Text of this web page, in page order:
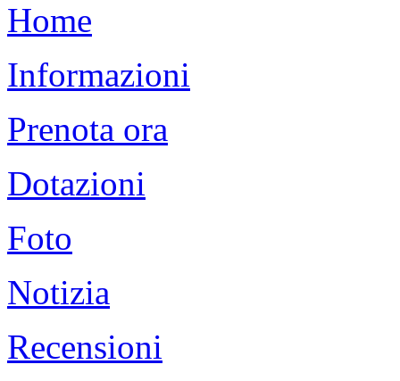
Home
Informazioni
Prenota ora
Dotazioni
Foto
Notizia
Recensioni